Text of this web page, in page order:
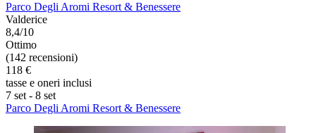
Parco Degli Aromi Resort & Benessere
Valderice
8,4/10
Ottimo
(142 recensioni)
118 €
tasse e oneri inclusi
7 set - 8 set
Parco Degli Aromi Resort & Benessere